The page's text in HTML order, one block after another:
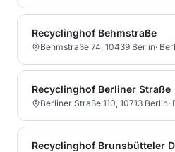
Recyclinghof Behmstraße
Behmstraße 74, 10439 Berlin·
Recyclinghof Berliner Straße
Berliner Straße 110, 10713 Berlin·
Recyclinghof Brunsbütteler